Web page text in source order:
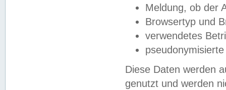
Meldung, ob der
Browsertyp und
verwendetes
Diese Daten werden
genutzt und werden